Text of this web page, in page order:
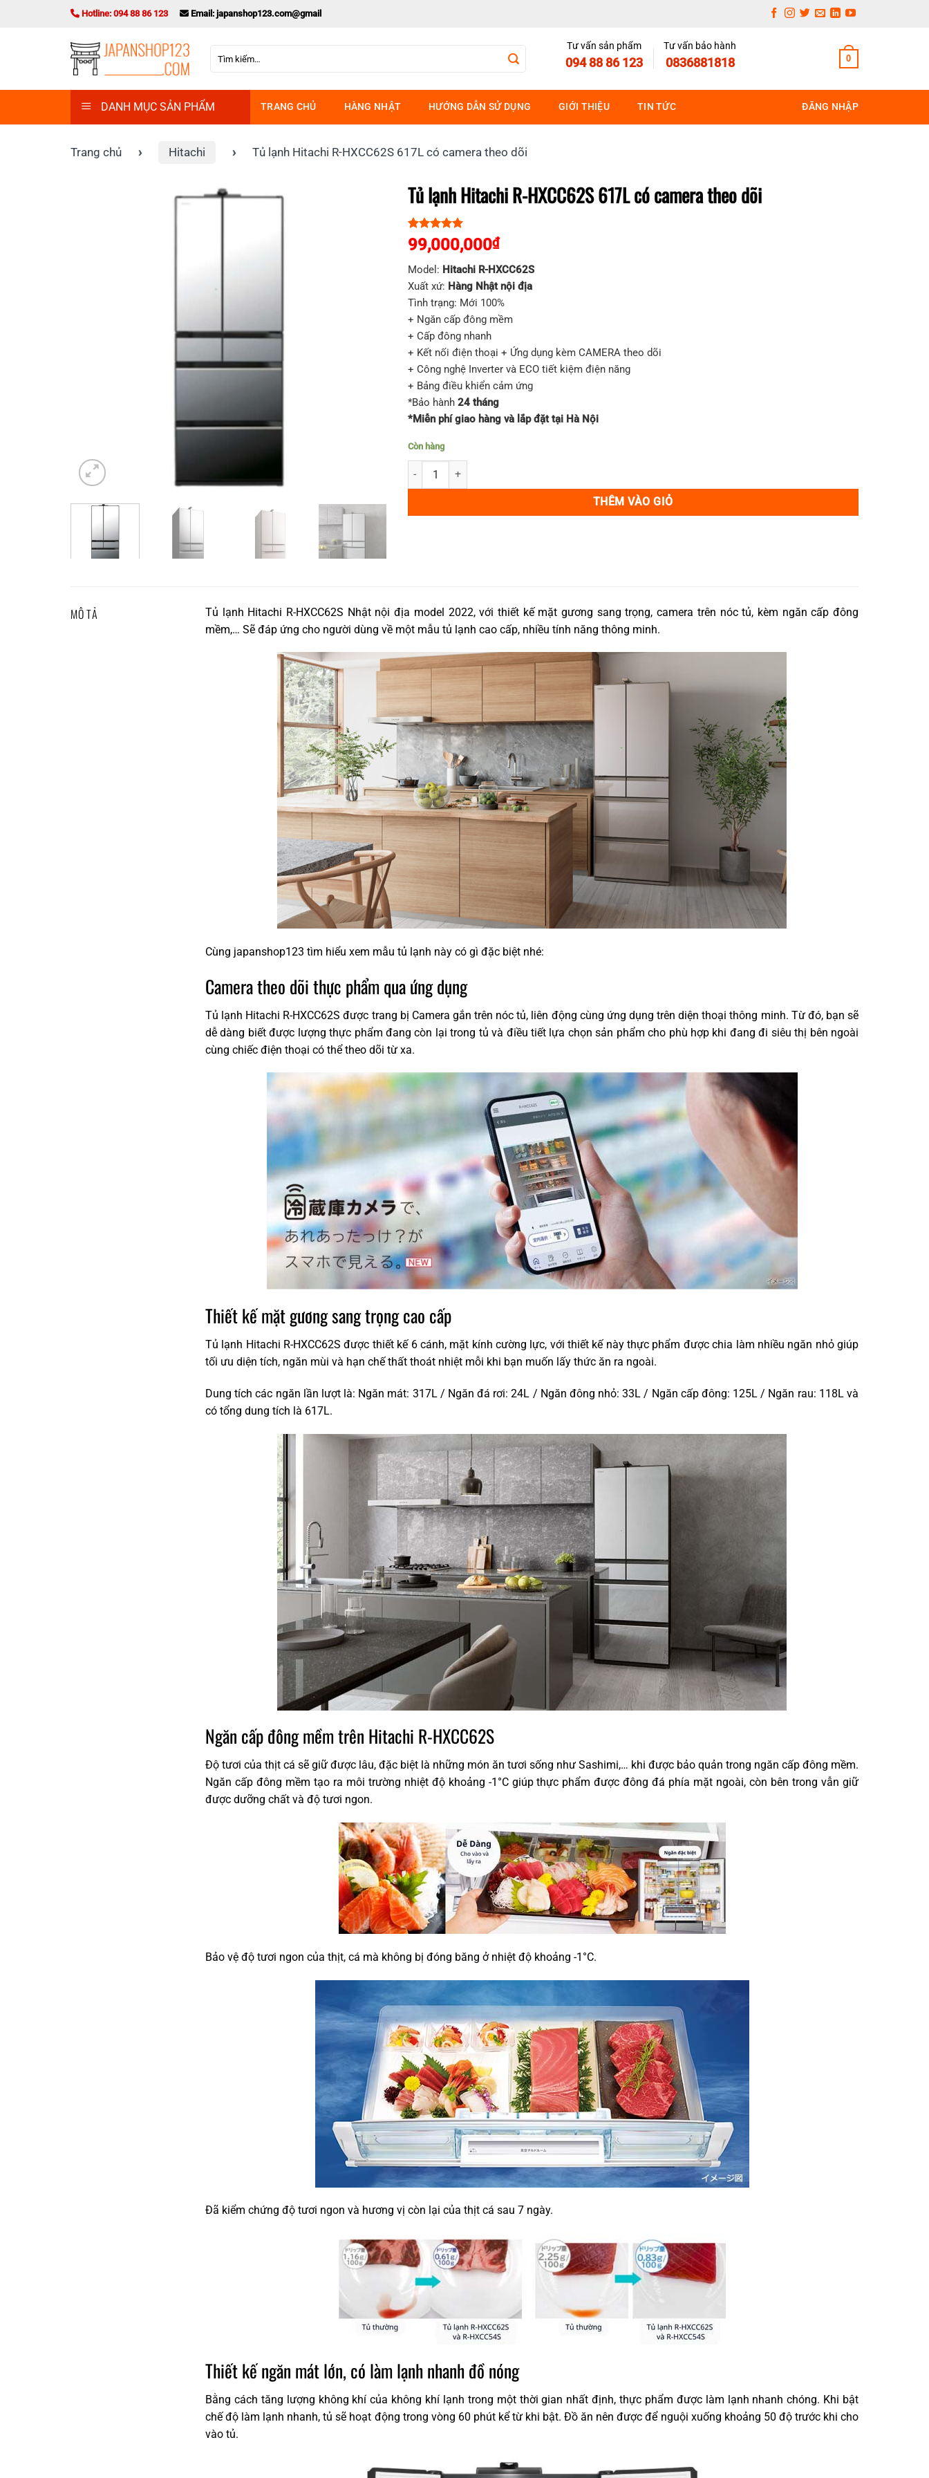
Hotline: 094 88 86 123 Email: japanshop123.com@gmail
kiếm:
Tư vấn sản phẩm
094 88 86 123
Tư vấn bảo hành
0836881818 0
DANH MỤC SẢN PHẨM TRANG CHỦ HÀNG NHẬT HƯỚNG DẪN SỬ DỤNG GIỚI THIỆU TIN TỨC ĐĂNG NHẬP
Trang chủ › Hitachi › Tủ lạnh Hitachi R-HXCC62S 617L có camera theo dõi
Tủ lạnh Hitachi R-HXCC62S 617L có camera theo dõi
5.00 trên 5
dựa trên
1
99,000,000₫
Model: Hitachi R-HXCC62S
Xuất xứ: Hàng Nhật nội địa
Tình trạng: Mới 100%
+ Ngăn cấp đông mềm
+ Cấp đông nhanh
+ Kết nối điện thoại + Ứng dụng kèm CAMERA theo dõi
+ Công nghệ Inverter và ECO tiết kiệm điện năng
+ Bảng điều khiển cảm ứng
*Bảo hành 24 tháng
*Miễn phí giao hàng và lắp đặt tại Hà Nội
Còn hàng
Tủ lạnh Hitachi R-HXCC62S 617L có camera theo dõi số lượng
THÊM VÀO GIỎ
MÔ TẢ
Tủ lạnh Hitachi R-HXCC62S Nhật nội địa model 2022, với thiết kế mặt gương sang trọng, camera trên nóc tủ, kèm ngăn cấp đông
mềm,… Sẽ đáp ứng cho người dùng về một mẫu tủ lạnh cao cấp, nhiều tính năng thông minh.
Cùng japanshop123 tìm hiểu xem mẫu tủ lạnh này có gì đặc biệt nhé:
Camera theo dõi thực phẩm qua ứng dụng
Tủ lạnh Hitachi R-HXCC62S được trang bị Camera gắn trên nóc tủ, liên động cùng ứng dụng trên diện thoại thông minh. Từ đó, bạn sẽ
dễ dàng biết được lượng thực phẩm đang còn lại trong tủ và điều tiết lựa chọn sản phẩm cho phù hợp khi đang đi siêu thị bên ngoài
cùng chiếc điện thoại có thể theo dõi từ xa.
Thiết kế mặt gương sang trọng cao cấp
Tủ lạnh Hitachi R-HXCC62S được thiết kế 6 cánh, mặt kính cường lực, với thiết kế này thực phẩm được chia làm nhiều ngăn nhỏ giúp
tối ưu diện tích, ngăn mùi và hạn chế thất thoát nhiệt mỗi khi bạn muốn lấy thức ăn ra ngoài.
Dung tích các ngăn lần lượt là: Ngăn mát: 317L / Ngăn đá rơi: 24L / Ngăn đông nhỏ: 33L / Ngăn cấp đông: 125L / Ngăn rau: 118L và
có tổng dung tích là 617L.
Ngăn cấp đông mềm trên Hitachi R-HXCC62S
Độ tươi của thịt cá sẽ giữ được lâu, đặc biệt là những món ăn tươi sống như Sashimi,… khi được bảo quản trong ngăn cấp đông mềm.
Ngăn cấp đông mềm tạo ra môi trường nhiệt độ khoảng -1°C giúp thực phẩm được đông đá phía mặt ngoài, còn bên trong vẫn giữ
được dưỡng chất và độ tươi ngon.
Bảo vệ độ tươi ngon của thịt, cá mà không bị đóng băng ở nhiệt độ khoảng -1°C.
Đã kiểm chứng độ tươi ngon và hương vị còn lại của thịt cá sau 7 ngày.
Thiết kế ngăn mát lớn, có làm lạnh nhanh đồ nóng
Bằng cách tăng lượng không khí của không khí lạnh trong một thời gian nhất định, thực phẩm được làm lạnh nhanh chóng. Khi bật
chế độ làm lạnh nhanh, tủ sẽ hoạt động trong vòng 60 phút kể từ khi bật. Đồ ăn nên được để nguội xuống khoảng 50 độ trước khi cho
vào tủ.